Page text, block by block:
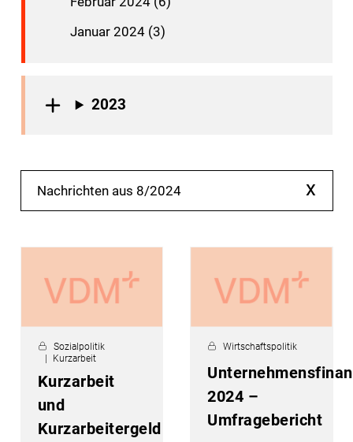
Januar 2024 (3)
2023
Nachrichten aus 8/2024 x
Sozialpolitik
Kurzarbeit
Kurzarbeit
und
Kurzarbeitergeld
Wirtschaftspolitik
2024 –
Umfragebericht